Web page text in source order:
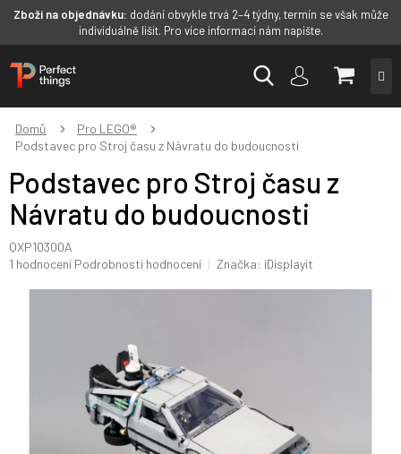
Zboží na objednávku: dodání obvykle trvá 2–4 týdny, termín se však může
individuálně lišit. Pro více informací nám napište.
na
obsah
KOŠÍK
Domů
Pro LEGO®
Podstavec pro Stroj času z Návratu do budoucnosti
Podstavec pro Stroj času z
Návratu do budoucnosti
QXP10300A
Průměrné
1 hodnocení Podrobnosti hodnocení Značka: iDisplayit